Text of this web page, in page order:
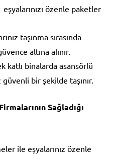
eşyalarınızı özenle paketler
taşınma sırasında
altına alınır.
katlı binalarda asansörlü
bir şekilde taşınır.
Sağladığı
ile eşyalarınız özenle